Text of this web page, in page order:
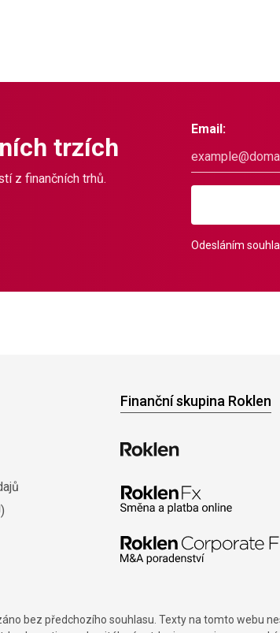
trzích
z finančních trhů.
Email:
Odesláním
Finanční skupina Roklen
bez předchozího souhlasu. Texty na tomto webu